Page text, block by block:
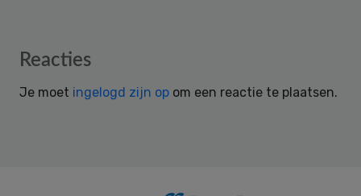
Reader
Reacties
Je moet ingelogd zijn op om een reactie te plaatsen.